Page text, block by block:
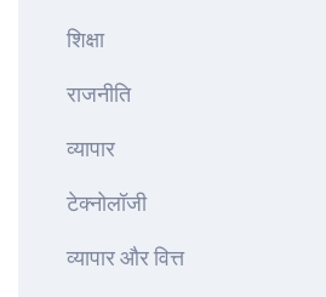
शिक्षा
राजनीति
व्यापार
टेक्नोलॉजी
व्यापार और वित्त